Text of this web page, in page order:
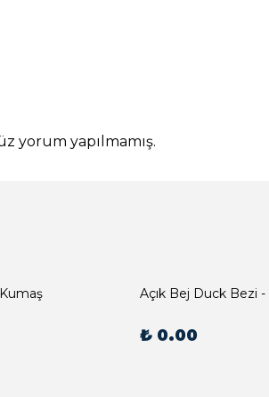
yorum yapılmamış.
₺ 0.00